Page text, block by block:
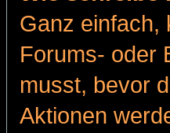
Ganz einfach,
Forums- oder
musst, bevor
Aktionen